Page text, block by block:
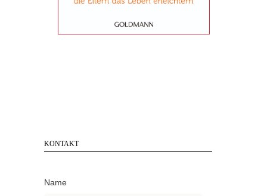
KONTAKT
Name